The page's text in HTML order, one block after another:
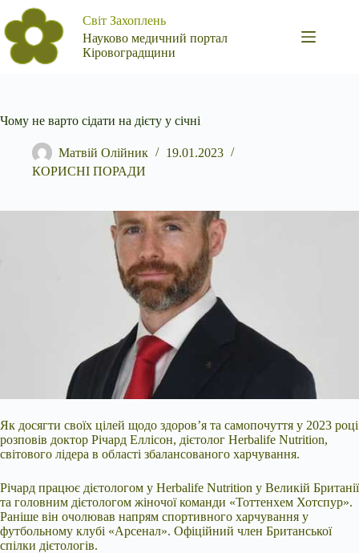
Перейти
до
вмісту
Світ Захоплень
Науково медичний портал
Кіровоградщини
Чому не варто сідати на дієту у січні
Матвій Олійник
19.01.2023
КОРИСНІ ПОРАДИ
Як досягти своїх цілей щодо здоров’я та самопочуття у 2023 році
розповів доктор Річард Еллісон, дієтолог Herbalife Nutrition,
світового лідера в області збалансованого харчування.
Річард працює дієтологом у Herbalife Nutrition у Великій Британії
та головним дієтологом жіночої команди «Тоттенхем Хотспур».
Раніше він очолював напрям спортивного харчування у
футбольному клубі «Арсенал». Офіційний член Британської
спілки дієтологів.